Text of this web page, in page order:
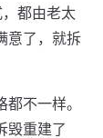
都由老太
意了，就拆
不一样。
毁重建了